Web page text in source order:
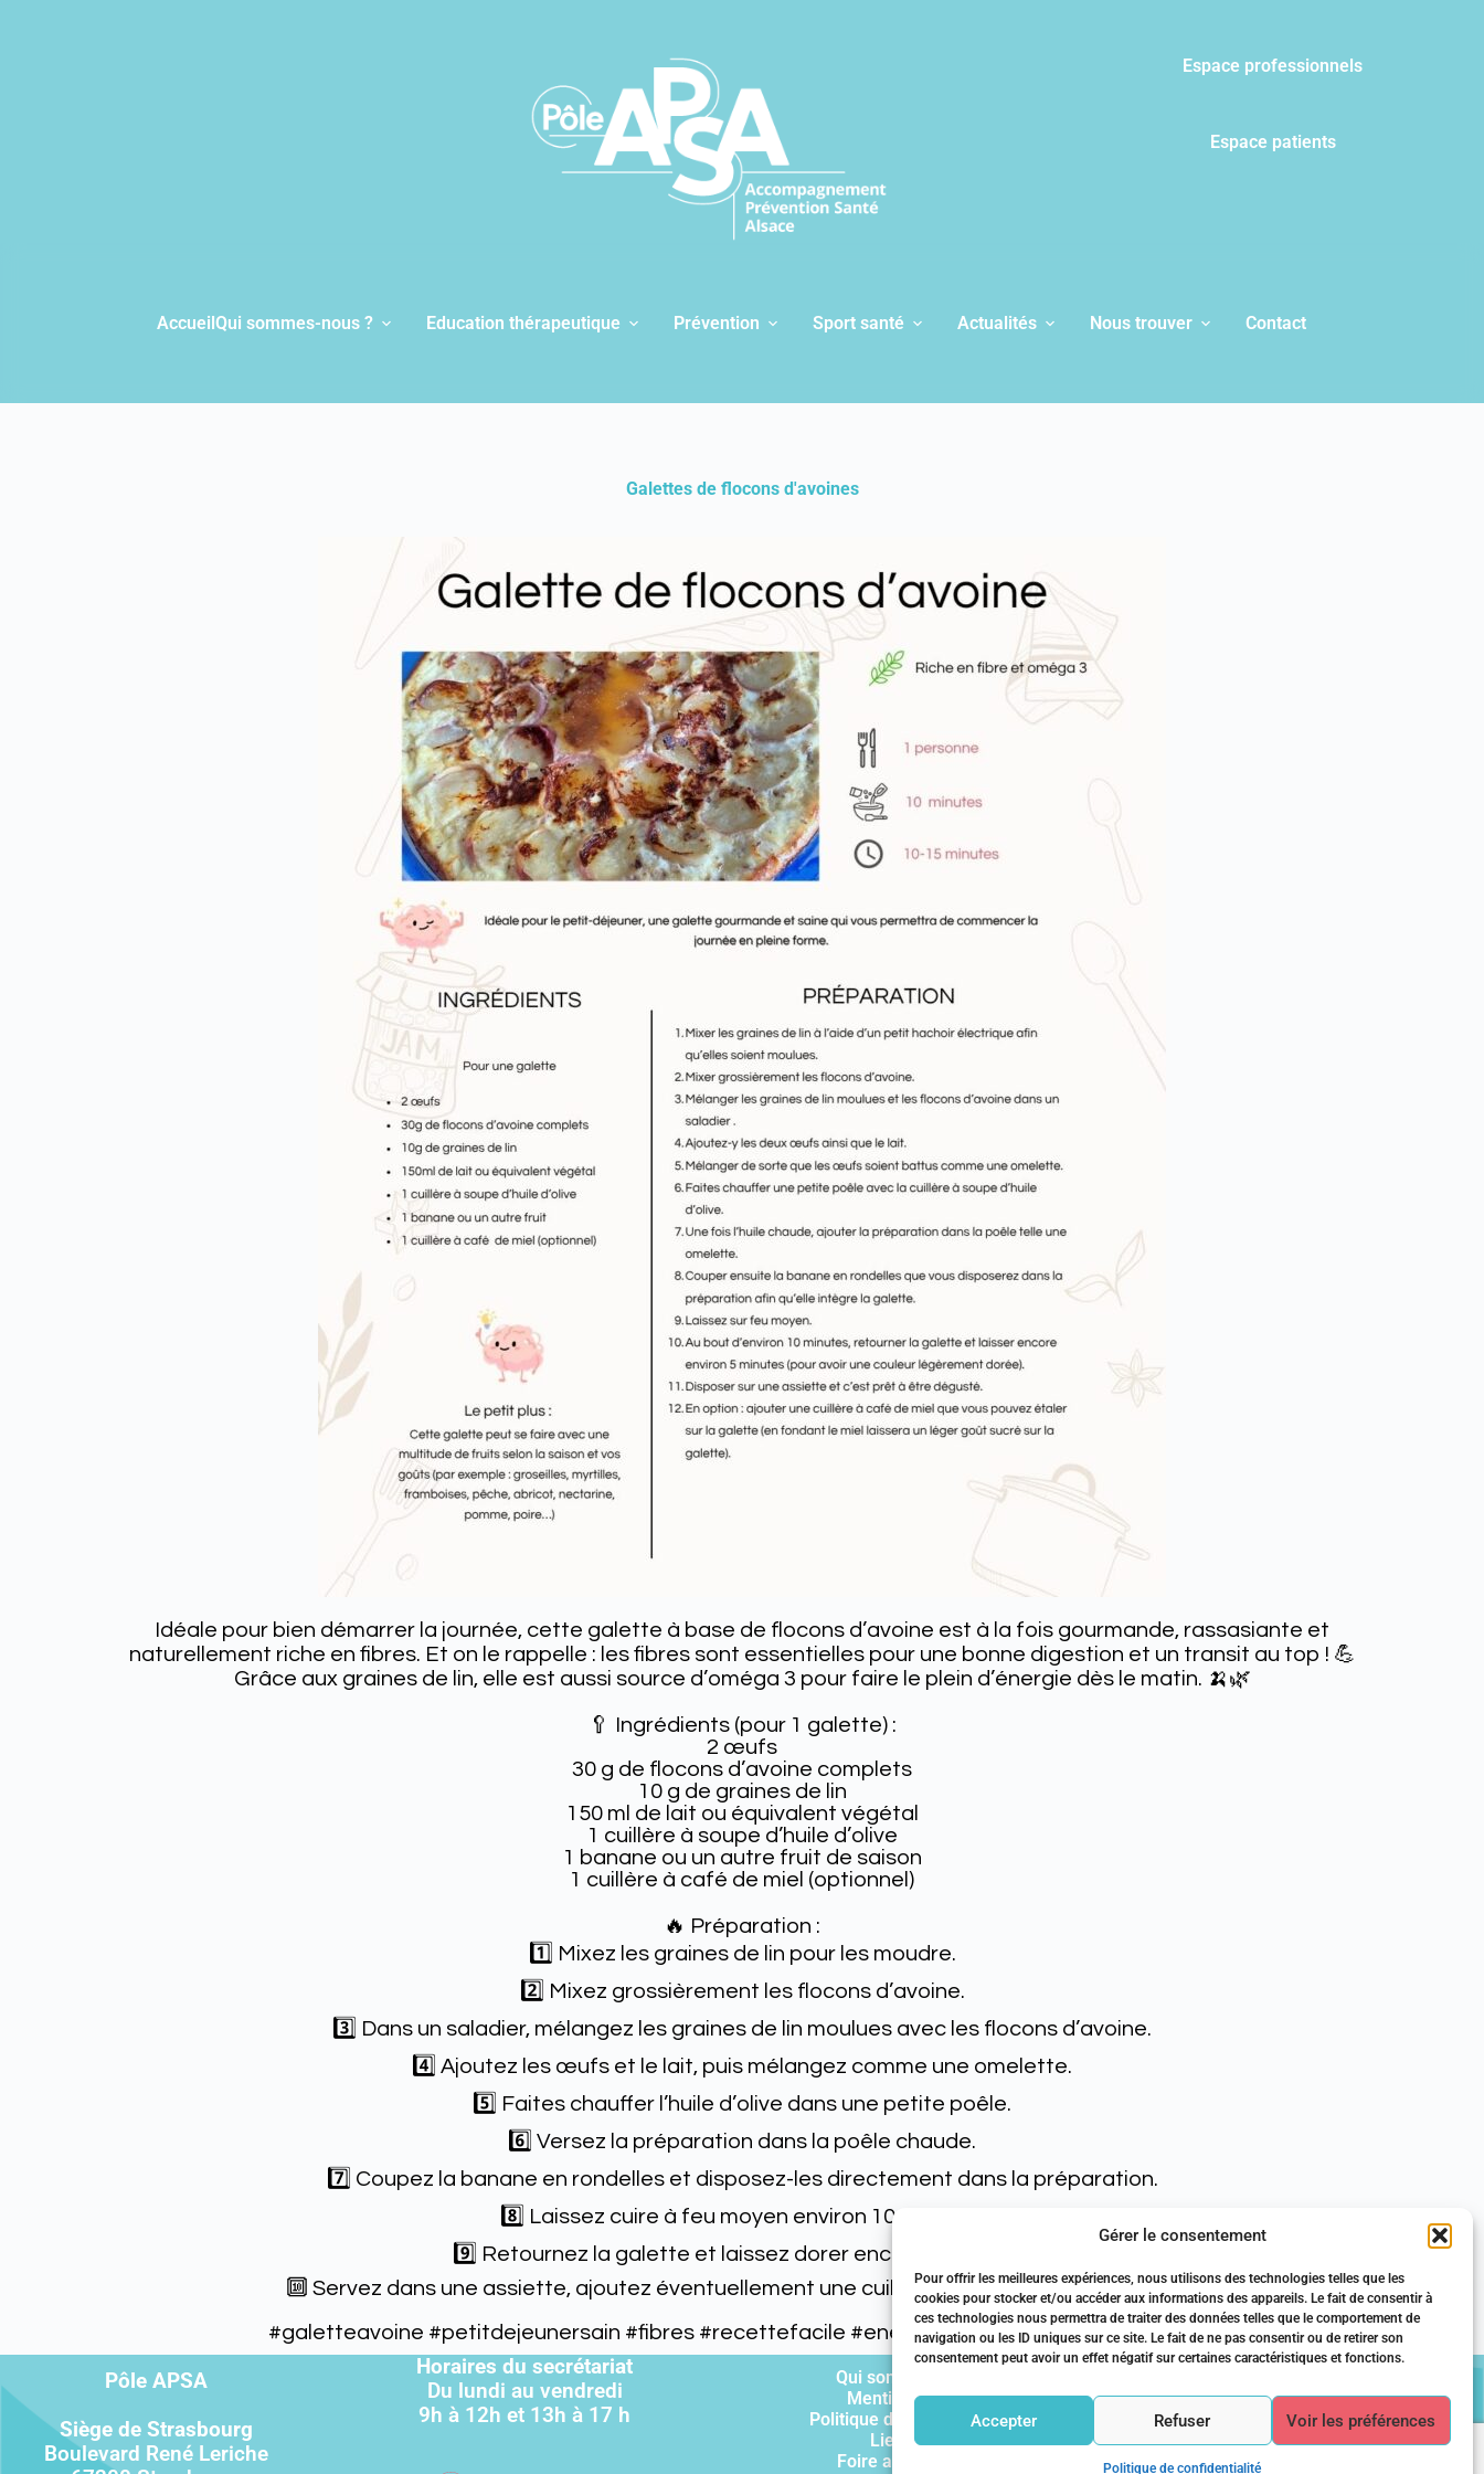
Gérer le consentement
Pour offrir les meilleures expériences, nous utilisons des technologies telles que les
cookies pour stocker et/ou accéder aux informations des appareils. Le fait de consentir à
ces technologies nous permettra de traiter des données telles que le comportement de
navigation ou les ID uniques sur ce site. Le fait de ne pas consentir ou de retirer son
consentement peut avoir un effet négatif sur certaines caractéristiques et fonctions.
Accepter Refuser Voir les préférences
Politique de confidentialité
Espace professionnels
Espace patients
AccueilQui sommes-nous ? Education thérapeutique Prévention Sport santé Actualités Nous trouver Contact
Galettes de flocons d'avoines
Idéale pour bien démarrer la journée, cette galette à base de flocons d’avoine est à la fois gourmande, rassasiante et
naturellement riche en fibres. Et on le rappelle : les fibres sont essentielles pour une bonne digestion et un transit au top ! 💪
Grâce aux graines de lin, elle est aussi source d’oméga 3 pour faire le plein d’énergie dès le matin. 🍌🌿
🥄 Ingrédients (pour 1 galette) :
2 œufs
30 g de flocons d’avoine complets
10 g de graines de lin
150 ml de lait ou équivalent végétal
1 cuillère à soupe d’huile d’olive
1 banane ou un autre fruit de saison
1 cuillère à café de miel (optionnel)
🔥 Préparation :
1️⃣ Mixez les graines de lin pour les moudre.
2️⃣ Mixez grossièrement les flocons d’avoine.
3️⃣ Dans un saladier, mélangez les graines de lin moulues avec les flocons d’avoine.
4️⃣ Ajoutez les œufs et le lait, puis mélangez comme une omelette.
5️⃣ Faites chauffer l’huile d’olive dans une petite poêle.
6️⃣ Versez la préparation dans la poêle chaude.
7️⃣ Coupez la banane en rondelles et disposez-les directement dans la préparation.
8️⃣ Laissez cuire à feu moyen environ 10 minutes.
9️⃣ Retournez la galette et laissez dorer encore 5 minutes.
🔟 Servez dans une assiette, ajoutez éventuellement une cuillère de miel… et régalez-vous !
#galetteavoine #petitdejeunersain #fibres #recettefacile #energie #faitmaison #gourmandise
Pôle APSA
Siège de Strasbourg
Boulevard René Leriche
Horaires du secrétariat
Du lundi au vendredi
9h à 12h et 13h à 17 h
Qui sommes-nous ?
Mentions légales
Politique de confidentialité
Liens utiles
Foire aux questions